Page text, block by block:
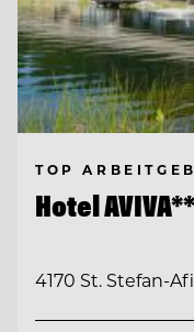
TOP
Hotel
4170 St. Stefan-